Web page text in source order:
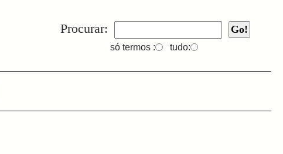
Procurar:
só termos : tudo: